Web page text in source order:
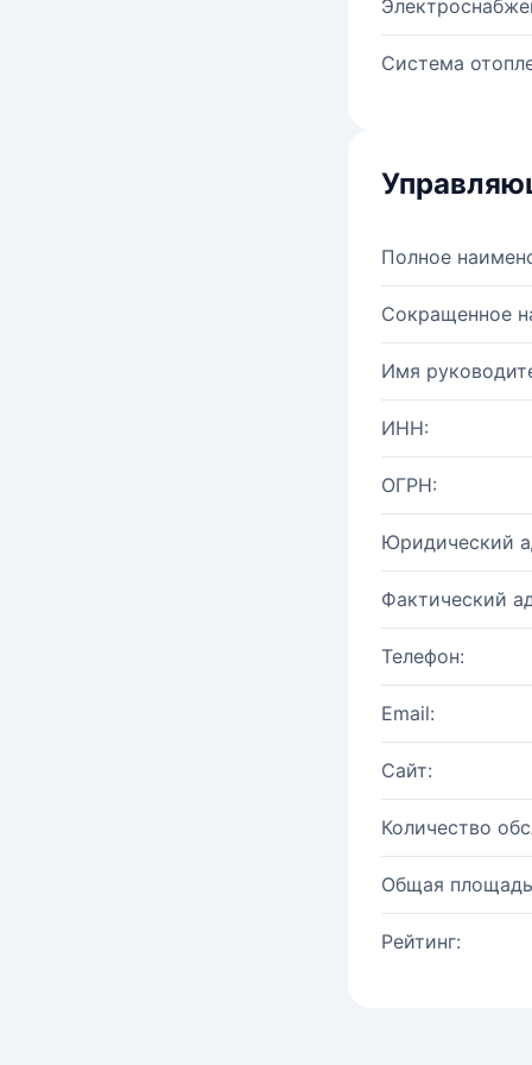
Система
Полное
Сокращенное
Имя
ИНН:
ОГРН:
Юридический
Фактический
Телефон:
Email:
Сайт:
Количество
Общая
Рейтинг: